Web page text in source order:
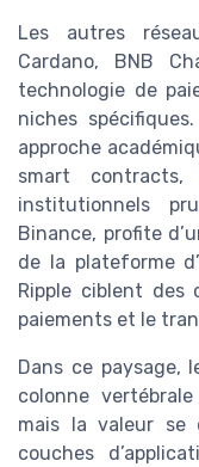
Les autres
Cardano, BNB
technologie de
niches
approche
smart
institutionnels
Binance, profite
de la plateforme
Ripple ciblent des
paiements et le
Dans ce paysage,
colonne
mais la valeur se
couches